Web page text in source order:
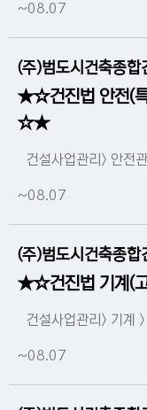
~08.07
(주)범도시건축종합
★☆건진법 안전(
☆★
건설사업관리> 안전
~08.07
(주)범도시건축종합
★☆건진법 기계(
건설사업관리> 기계 >
~08.07